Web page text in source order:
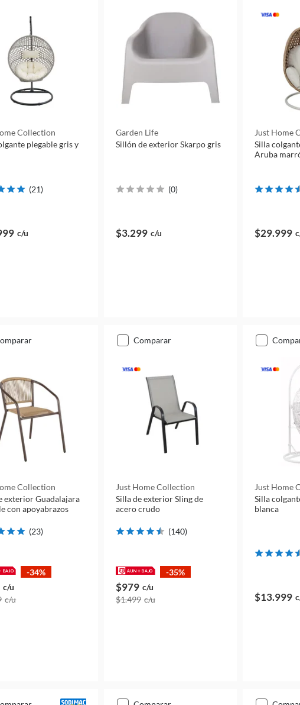
Collection
plegable gris y
(21)
c/u
Garden Life
Sillón de exterior Skarpo gris
(0)
$3.299 c/u
Just Home
Silla
Aruba
$29.999
comparar
Collection
exterior Guadalajara
con apoyabrazos
(23)
-34%
c/u
c/u
comparar
Just Home Collection
Silla de exterior Sling de
acero crudo
(140)
-35%
$979 c/u
$1.499 c/u
Just Home
Silla
blanca
$13.999